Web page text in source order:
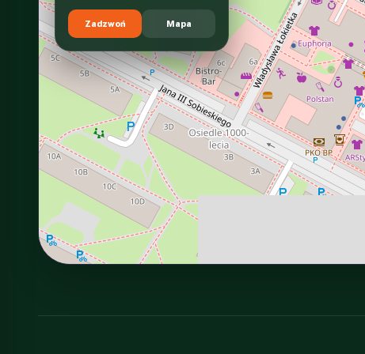
Zadzwoń Mapa